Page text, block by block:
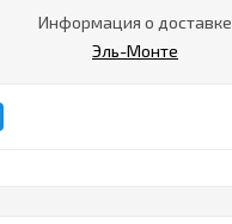
Информация о доставке
Эль-Монте